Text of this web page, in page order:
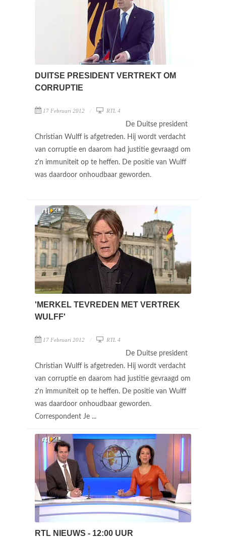
DUITSE PRESIDENT VERTREKT OM
CORRUPTIE
17 Februari 2012 RTL 4
De Duitse president
Christian Wulff is afgetreden. Hij wordt verdacht
van corruptie en daarom had justitie gevraagd om
z'n immuniteit op te heffen. De positie van Wulff
was daardoor onhoudbaar geworden.
'MERKEL TEVREDEN MET VERTREK
WULFF'
17 Februari 2012 RTL 4
De Duitse president
Christian Wulff is afgetreden. Hij wordt verdacht
van corruptie en daarom had justitie gevraagd om
z'n immuniteit op te heffen. De positie van Wulff
was daardoor onhoudbaar geworden.
Correspondent Je ...
RTL NIEUWS - 12:00 UUR